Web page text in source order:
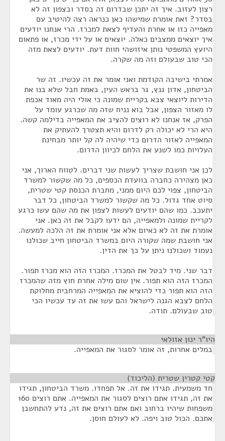
רצון לעזוב. איך זה יתכן שבדרום זה בסדר ובצפון זה לא
בסדר? זאת אומרת שמישהו כאן כנראה רצה להיטיב עם
מאפייה כזו או אחרת והעדיף לצאת למכרז. הרי אנחנו יודעים
איך יוצאים ממצבים כאלה. יוצאים או על ידי מכרז, או פתאום
היועץ המשפטי נותן איזושהי חוות דעת. יודעים לצאת מזה
הכי טוב שבעולם וזה מה שקרה.
אמרתי בישיבה הקודמת ואני אומר את זה עכשיו. זה שר
הביטחון, אדון גנץ, גר בראש העין, באמת חבל שלא בנו את
הדירות ליוצאי צבא בקריית שמונה כי אולי היה מאוד אכפת
לו מאזור הצפון, אבל בוא נניח שזה מה שכרגע עומד על
הפרק, אז אנחנו לא רוצים להציב את המאפייה בדילמה קשה.
היא הרי לא יכולה רק לדרום והיא תצטרך להעתיק את
המאפייה לאזור הדרום כדי שיהיה לה קל יותר מבחינת
העלויות כמו לשנע את הלחם לכיוון הדרום.
לכן אני חושבת שצריך לעשות שני דברים. לטווח הארוך, אני
כאן מצהירה כחברה בוועדת הכספים, כל מה שקשור למשרד
הביטחון, צפוי לכם היום ממני, מחברת הכנסת קטי שטרית,
סיוט אחד גדול. כל מה שקשור למשרד הביטחון, כל דבר
יתעכב. כמו שהם יודעים לעשות לצפון את מה שהם עשו כרגע
לקריית שמונה ולמאפייה, הם ידעו לקבל את זה כאן. אני
אומרת את זה לא כאיום אלא אני אומרת את זה הלכה למעשה.
אני חושבת שמה שקורה היום במשרד הביטחון חייב שכולנו
נעמוד ושכולנו ניתן על כך את הדין.
דבר שני. מיד לבטל את המכרז. המכרז הזה הוא מכרז תפור.
המכרז הזה הוא תפור. אין שום מילה אחרת חוץ מזה שהמכרז
הזה הוא תפור כדי להוציא את המאפייה המרחבית מחלוקת
הלחם לצבא הגנה לישראל והם עשו את זה עד עכשיו הכי
טוב שבעולם. תודה.
היו"ר ינון אזולאי
במלים אחרות, זה אומר לסגור את המאפייה.
קטי קטרין שטרית (הליכוד)
חד משמעית. תגידו את זה. אל תפחדו. משרד הביטחון, תגידו
את זה, תגידו אתם רוצים לסגור את המאפייה. אתם רוצים 160
משפחות שיהיו ברחוב ואם אתם רוצים את זה, נדע להתחשבן
אתכם. הכול טוב ויפה. לא לעולם חוסן.